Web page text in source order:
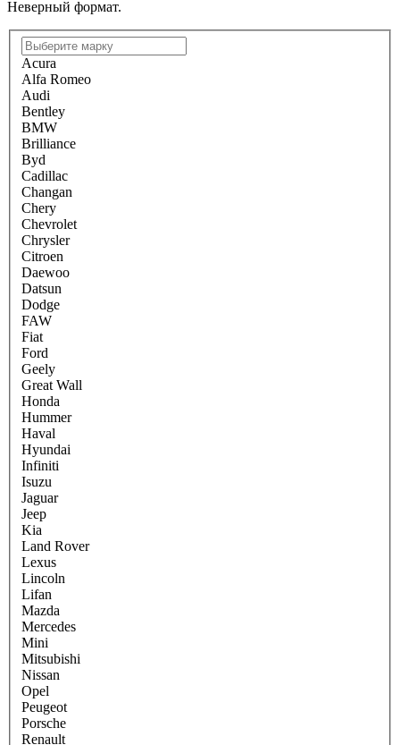
Неверный формат.
Acura
Alfa Romeo
Audi
Bentley
BMW
Brilliance
Byd
Cadillac
Changan
Chery
Chevrolet
Chrysler
Citroen
Daewoo
Datsun
Dodge
FAW
Fiat
Ford
Geely
Great Wall
Honda
Hummer
Haval
Hyundai
Infiniti
Isuzu
Jaguar
Jeep
Kia
Land Rover
Lexus
Lincoln
Lifan
Mazda
Mercedes
Mini
Mitsubishi
Nissan
Opel
Peugeot
Porsche
Renault